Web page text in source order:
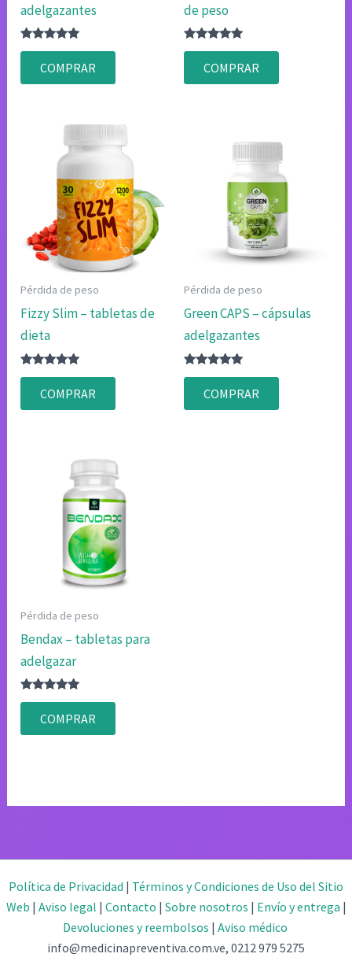
adelgazantes
Valorado
4.75
de 5
COMPRAR
de peso
Valorado
4.75
de 5
COMPRAR
Pérdida de peso
Fizzy Slim – tabletas de
dieta
Valorado
4.80
de 5
COMPRAR
Pérdida de peso
Green CAPS – cápsulas
adelgazantes
Valorado
4.83
de 5
COMPRAR
Pérdida de peso
Bendax – tabletas para
adelgazar
Valorado
4.80
de 5
COMPRAR
Política de Privacidad | Términos y Condiciones de Uso del Sitio
Web | Aviso legal | Contacto | Sobre nosotros | Envío y entrega |
Devoluciones y reembolsos | Aviso médico
info@medicinapreventiva.com.ve, 0212 979 5275